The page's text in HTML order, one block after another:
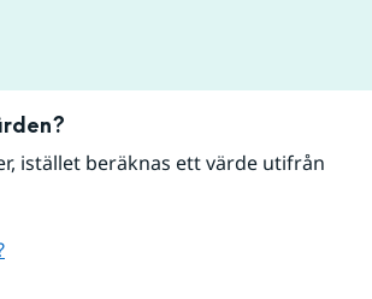
istället beräknas ett värde utifrån